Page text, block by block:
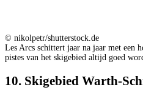
© nikolpetr/shutterstock.de
Les Arcs schittert jaar na jaar met een
pistes van het skigebied altijd goed
10. Skigebied Warth-